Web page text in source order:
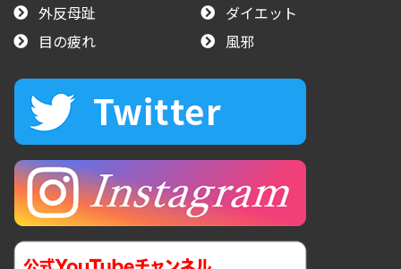
外反母趾
ダイエット
目の疲れ
風邪